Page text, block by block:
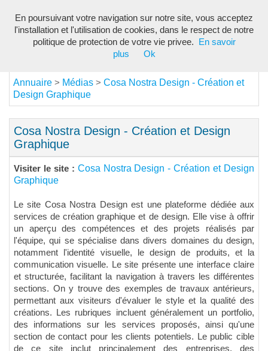
Annuaire > Médias > Cosa Nostra Design - Création et
Design Graphique
Cosa Nostra Design - Création et Design
Graphique
Visiter le site : Cosa Nostra Design - Création et Design
Graphique
Le site Cosa Nostra Design est une plateforme dédiée aux
services de création graphique et de design. Elle vise à offrir
un aperçu des compétences et des projets réalisés par
l'équipe, qui se spécialise dans divers domaines du design,
notamment l'identité visuelle, le design de produits, et la
communication visuelle. Le site présente une interface claire
et structurée, facilitant la navigation à travers les différentes
sections. On y trouve des exemples de travaux antérieurs,
permettant aux visiteurs d'évaluer le style et la qualité des
créations. Les rubriques incluent généralement un portfolio,
des informations sur les services proposés, ainsi qu'une
section de contact pour les clients potentiels. Le public cible
de ce site inclut principalement des entreprises, des
En poursuivant votre navigation sur notre site, vous acceptez
l'installation et l'utilisation de cookies, dans le respect de notre
politique de protection de votre vie privee.
En savoir
plus
Ok